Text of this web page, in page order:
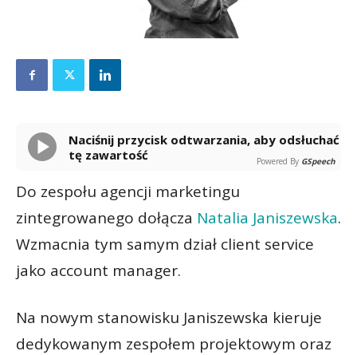
Naciśnij przycisk odtwarzania, aby odsłuchać
tę zawartość
Powered By GSpeech
Do zespołu agencji marketingu
zintegrowanego dołącza Natalia Janiszewska.
Wzmacnia tym samym dział client service
jako account manager.
Na nowym stanowisku Janiszewska kieruje
dedykowanym zespołem projektowym oraz